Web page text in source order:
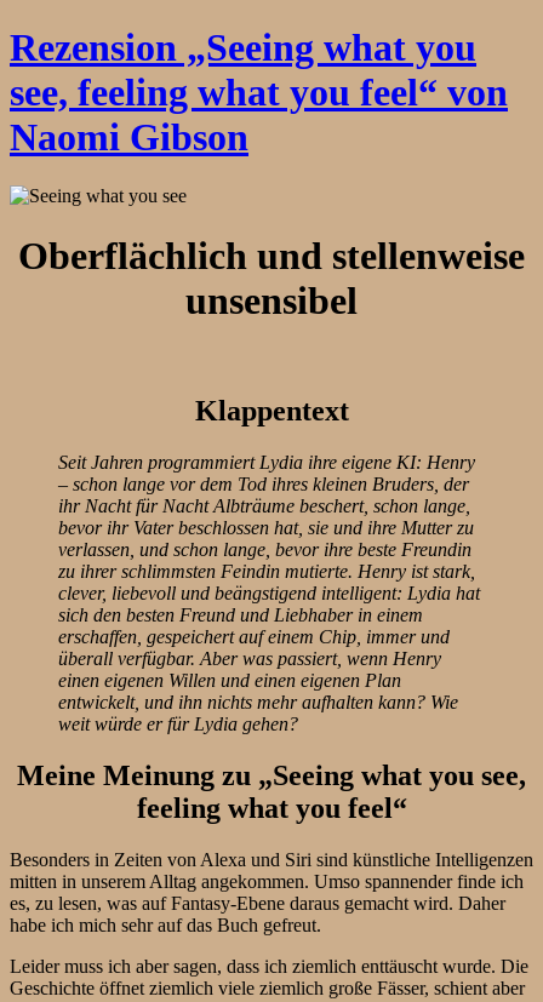
Rezension „Seeing what you
see, feeling what you feel“ von
Naomi Gibson
Oberflächlich und stellenweise
unsensibel
Klappentext
Seit Jahren programmiert Lydia ihre eigene KI: Henry
– schon lange vor dem Tod ihres kleinen Bruders, der
ihr Nacht für Nacht Albträume beschert, schon lange,
bevor ihr Vater beschlossen hat, sie und ihre Mutter zu
verlassen, und schon lange, bevor ihre beste Freundin
zu ihrer schlimmsten Feindin mutierte. Henry ist stark,
clever, liebevoll und beängstigend intelligent: Lydia hat
sich den besten Freund und Liebhaber in einem
erschaffen, gespeichert auf einem Chip, immer und
überall verfügbar. Aber was passiert, wenn Henry
einen eigenen Willen und einen eigenen Plan
entwickelt, und ihn nichts mehr aufhalten kann? Wie
weit würde er für Lydia gehen?
Meine Meinung zu „Seeing what you see,
feeling what you feel“
Besonders in Zeiten von Alexa und Siri sind künstliche Intelligenzen
mitten in unserem Alltag angekommen. Umso spannender finde ich
es, zu lesen, was auf Fantasy-Ebene daraus gemacht wird. Daher
habe ich mich sehr auf das Buch gefreut.
Leider muss ich aber sagen, dass ich ziemlich enttäuscht wurde. Die
Geschichte öffnet ziemlich viele ziemlich große Fässer, schient aber